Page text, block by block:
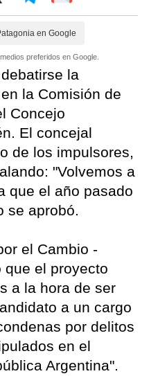
en Google
preferidos en Google.
la
la Comisión de
Concejo
El concejal
de los impulsores,
"Volvemos a
que el año pasado
se aprobó.
el Cambio -
que el proyecto
a la hora de ser
a un cargo
por delitos
en el
Argentina".